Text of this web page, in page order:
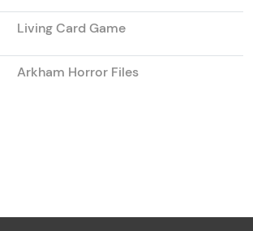
Living Card Game
Arkham Horror Files